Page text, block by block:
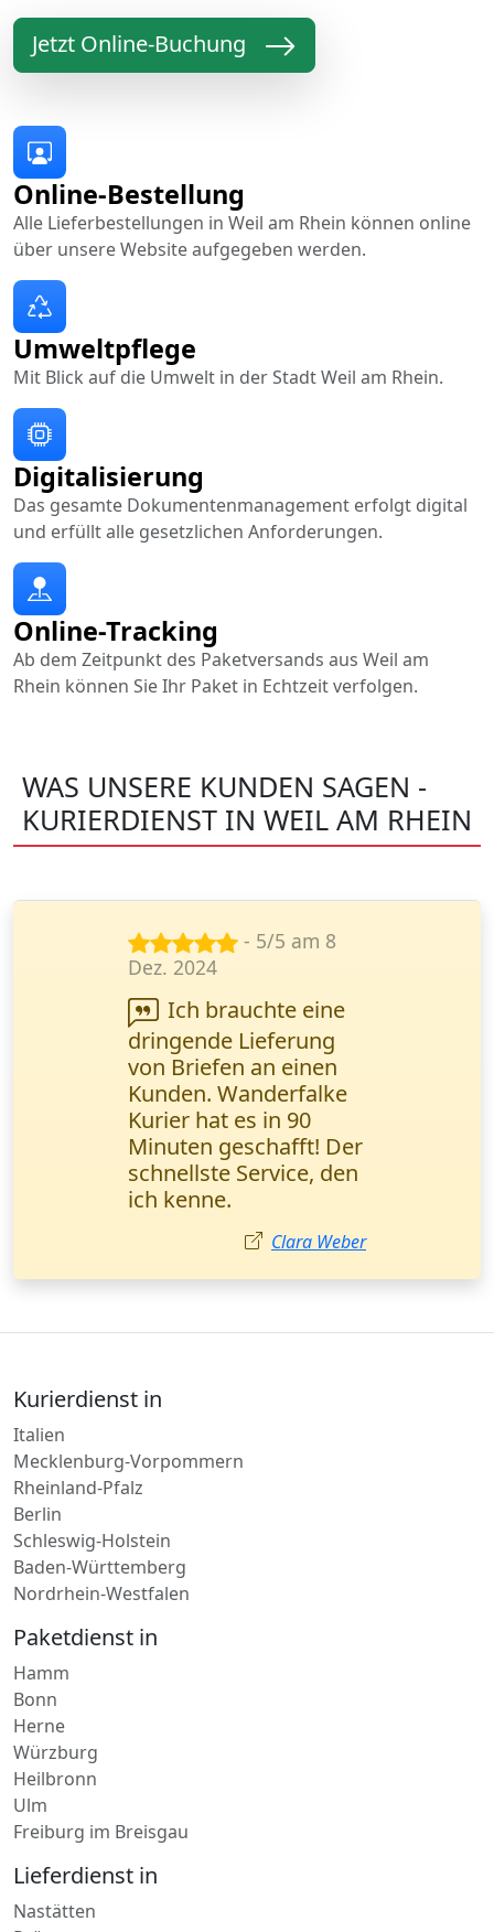
Jetzt Online-Buchung
Online-Bestellung
Alle Lieferbestellungen in Weil am Rhein können online
über unsere Website aufgegeben werden.
Online-Tracking
Ab dem Zeitpunkt des Paketversands aus Weil am
Rhein können Sie Ihr Paket in Echtzeit verfolgen.
Digitalisierung
Das gesamte Dokumentenmanagement erfolgt digital
und erfüllt alle gesetzlichen Anforderungen.
Umweltpflege
Mit Blick auf die Umwelt in der Stadt Weil am Rhein.
WAS UNSERE KUNDEN SAGEN -
KURIERDIENST IN WEIL AM RHEIN
- 5/5 am 14
Nov. 2024
Wir arbeiten
regelmäßig mit diesem
Kurierdienst
zusammen. Schnelle
Lieferung und
transparente
Sendungsverfolgung -
genau das, was wir
brauchen. Herr Weber,
Logistikmanager
(München).
Kurierdienst in
Italien
Mecklenburg-Vorpommern
Rheinland-Pfalz
Berlin
Baden-Württemberg
Nordrhein-Westfalen
Paketdienst in
Hamm
Bonn
Herne
Würzburg
Ulm
Freiburg im Breisgau